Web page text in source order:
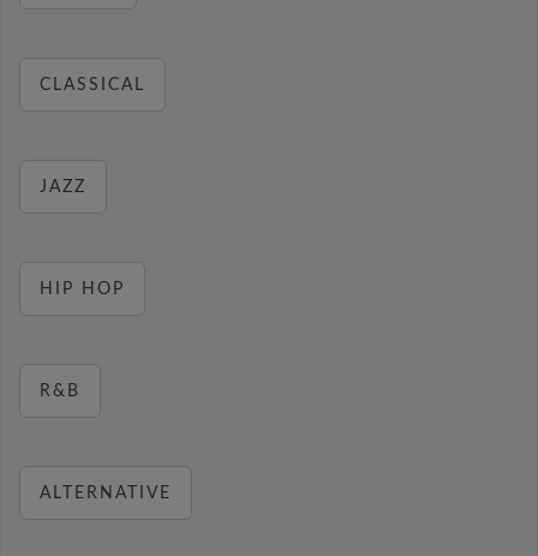
CLASSICAL
JAZZ
HIP HOP
R&B
ALTERNATIVE